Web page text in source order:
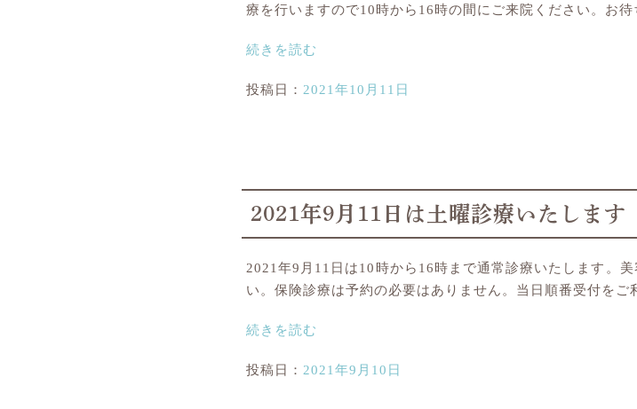
療を行いますので10時から16時の間にご来院ください。お待
続きを読む
投稿日： 2021年10月11日
2021年9月11日は土曜診療いたします
2021年9月11日は10時から16時まで通常診療いたします。
い。保険診療は予約の必要はありません。当日順番受付をご
続きを読む
投稿日： 2021年9月10日